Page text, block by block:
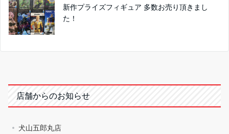
新作プライズフィギュア 多数お売り頂きまし
た！
店舗からのお知らせ
犬山五郎丸店